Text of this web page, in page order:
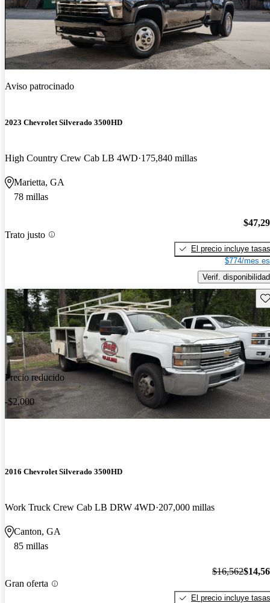
Aviso patrocinado
2023 Chevrolet Silverado 3500HD
High Country Crew Cab LB 4WD 175,840 millas
Marietta, GA
78 millas
Trato justo
El precio incluye tasas
$774/mes
Verif. disponibilidad
Precio reducido
-$2,000
2016 Chevrolet Silverado 3500HD
Work Truck Crew Cab LB DRW 4WD 207,000 millas
Canton, GA
85 millas
Gran oferta
$16,562
El precio incluye tasas